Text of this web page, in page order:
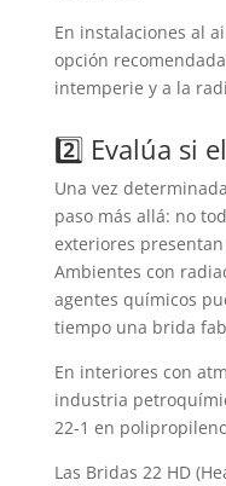
En instalaciones al
opción
intemperie y a la
2️⃣ Evalúa si
Una vez
paso más allá: no
exteriores
Ambientes con
agentes químicos
tiempo una brida
En interiores con
industria
22-1 en
Las Bridas 22 HD